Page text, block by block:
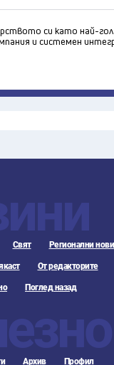
си като най-
и системен
Свят Регионални
От редакторите
Поглед назад
Архив Профил